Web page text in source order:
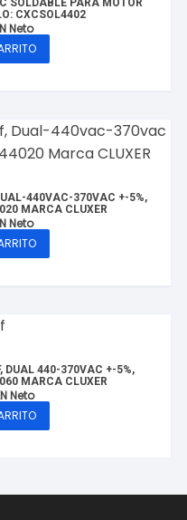
SOLDABLE PARA MOTOR
CXCSOL4402
Neto
440VAC-370VAC +-5%,
MARCA CLUXER
Neto
DUAL 440-370VAC +-5%,
MARCA CLUXER
Neto